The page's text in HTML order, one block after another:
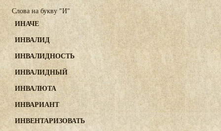
Слова на букву "И"
ИНАЧЕ
ИНВАЛИД
ИНВАЛИДНОСТЬ
ИНВАЛИДНЫЙ
ИНВАЛЮТА
ИНВАРИАНТ
ИНВЕНТАРИЗОВАТЬ